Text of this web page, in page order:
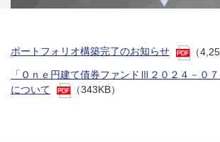
ポートフォリオ構築完了のお知らせ
（
「Ｏｎｅ円建て債券ファンドⅢ２０２４－０
について
（343KB）